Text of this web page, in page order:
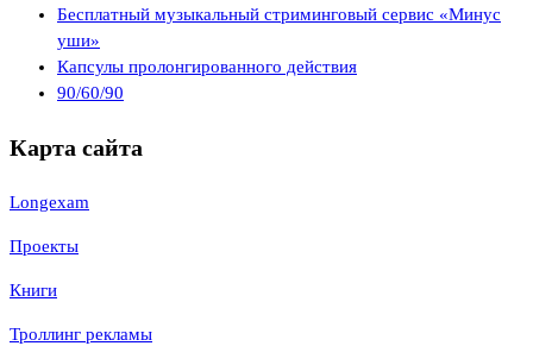
Бесплатный музыкальный стриминговый сервис «Минус
уши»
Капсулы пролонгированного действия
90/60/90
Карта сайта
Longexam
Проекты
Книги
Троллинг рекламы